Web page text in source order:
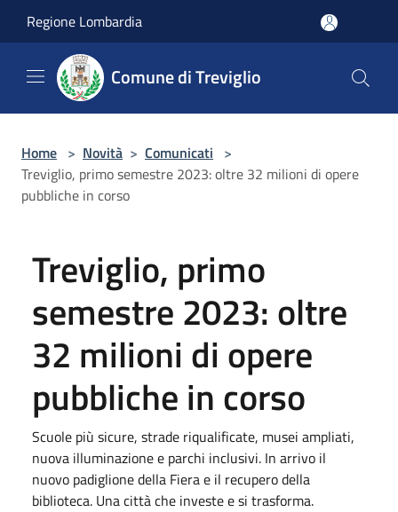
Regione Lombardia
Comune di Treviglio
Home > Novità > Comunicati >
Treviglio, primo semestre 2023: oltre 32 milioni di opere
pubbliche in corso
Treviglio, primo
semestre 2023: oltre
32 milioni di opere
pubbliche in corso
Scuole più sicure, strade riqualificate, musei ampliati,
nuova illuminazione e parchi inclusivi. In arrivo il
nuovo padiglione della Fiera e il recupero della
biblioteca. Una città che investe e si trasforma.